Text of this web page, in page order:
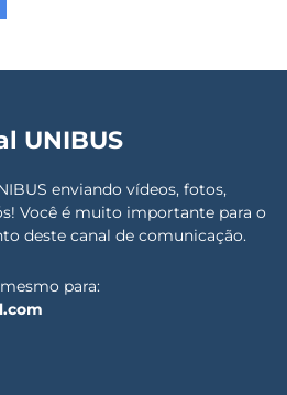
UNIBUS
enviando vídeos, fotos,
Você é muito importante para o
deste canal de comunicação.
para: